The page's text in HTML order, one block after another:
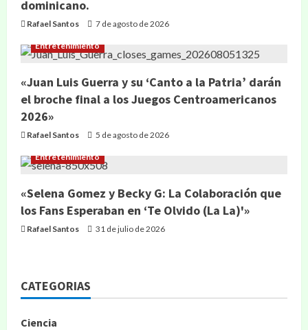
dominicano.
Rafael Santos 7 de agosto de 2026
Entretenimiento
«Juan Luis Guerra y su ‘Canto a la Patria’ darán
el broche final a los Juegos Centroamericanos
2026»
Rafael Santos 5 de agosto de 2026
Entretenimiento
«Selena Gomez y Becky G: La Colaboración que
los Fans Esperaban en ‘Te Olvido (La La)'»
Rafael Santos 31 de julio de 2026
CATEGORIAS
Ciencia